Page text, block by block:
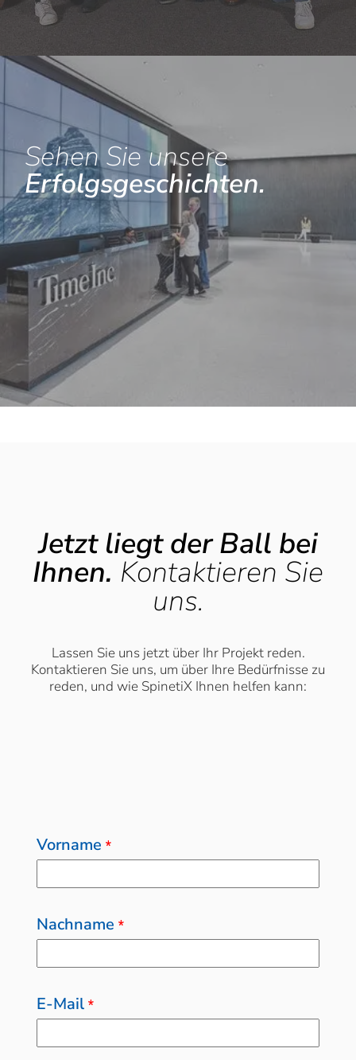
Sehen Sie unsere
Erfolgsgeschichten.
Jetzt liegt der Ball bei
Ihnen. Kontaktieren Sie
uns.
Lassen Sie uns jetzt über Ihr Projekt reden.
Kontaktieren Sie uns, um über Ihre Bedürfnisse zu
reden, und wie SpinetiX Ihnen helfen kann:
Vorname *
Nachname *
E-Mail *